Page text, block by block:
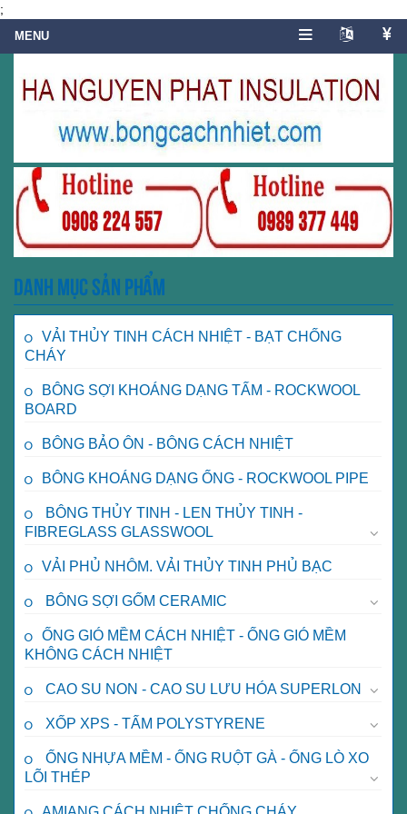
;
Danh mục sản phẩm
VẢI THỦY TINH CÁCH NHIỆT - BẠT CHỐNG
CHÁY
BÔNG SỢI KHOÁNG DẠNG TẤM - ROCKWOOL
BOARD
BÔNG BẢO ÔN - BÔNG CÁCH NHIỆT
BÔNG KHOÁNG DẠNG ỐNG - ROCKWOOL PIPE
BÔNG THỦY TINH - LEN THỦY TINH -
FIBREGLASS GLASSWOOL
VẢI PHỦ NHÔM. VẢI THỦY TINH PHỦ BẠC
BÔNG SỢI GỐM CERAMIC
ỐNG GIÓ MỀM CÁCH NHIỆT - ỐNG GIÓ MỀM
KHÔNG CÁCH NHIỆT
CAO SU NON - CAO SU LƯU HÓA SUPERLON
XỐP XPS - TẤM POLYSTYRENE
ỐNG NHỰA MỀM - ỐNG RUỘT GÀ - ỐNG LÒ XO
LÕI THÉP